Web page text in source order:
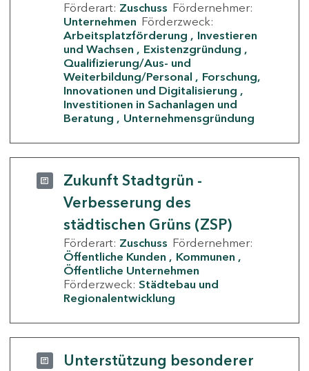
Förderart: Zuschuss Fördernehmer:
Unternehmen Förderzweck:
Arbeitsplatzförderung
Investieren
und Wachsen
Existenzgründung
Qualifizierung/Aus- und
Weiterbildung/Personal
Forschung,
Innovationen und Digitalisierung
Investitionen in Sachanlagen und
Beratung
Unternehmensgründung
Zukunft Stadtgrün -
Verbesserung des
städtischen Grüns (ZSP)
Förderart: Zuschuss Fördernehmer:
Öffentliche Kunden
Kommunen
Öffentliche Unternehmen
Förderzweck: Städtebau und
Regionalentwicklung
Unterstützung besonderer